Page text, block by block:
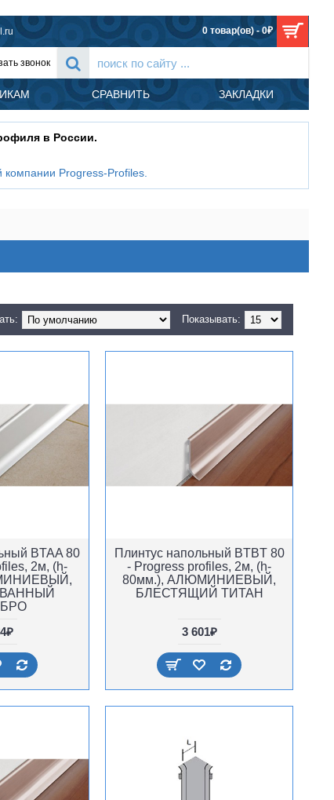
0 товар(ов) - 0₽
звонок
СРАВНИТЬ ЗАКЛАДКИ
в России.
компании Progress-Profiles.
Показывать:
BTAA 80
2м, (h-
Плинтус напольный BTBT 80
- Progress profiles, 2м, (h-
80мм.), АЛЮМИНИЕВЫЙ,
БЛЕСТЯЩИЙ ТИТАН
3 601₽